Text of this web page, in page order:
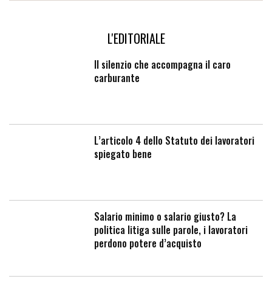
L'EDITORIALE
Il silenzio che accompagna il caro
carburante
L’articolo 4 dello Statuto dei lavoratori
spiegato bene
Salario minimo o salario giusto? La
politica litiga sulle parole, i lavoratori
perdono potere d’acquisto